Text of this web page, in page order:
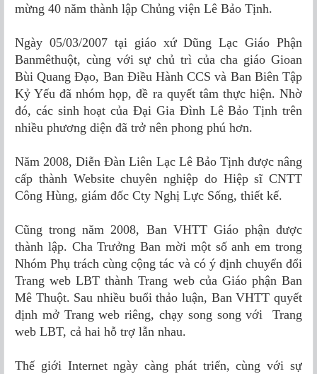
mừng 40 năm thành lập Chủng viện Lê Bảo Tịnh.
Ngày 05/03/2007 tại giáo xứ Dũng Lạc Giáo Phận
Banmêthuột, cùng với sự chủ trì của cha giáo Gioan
Bùi Quang Đạo, Ban Điều Hành CCS và Ban Biên Tập
Kỷ Yếu đã nhóm họp, đề ra quyết tâm thực hiện. Nhờ
đó, các sinh hoạt của Đại Gia Đình Lê Bảo Tịnh trên
nhiều phương diện đã trở nên phong phú hơn.
Năm 2008, Diễn Ðàn Liên Lạc Lê Bảo Tịnh được nâng
cấp thành Website chuyên nghiệp do Hiệp sĩ CNTT
Công Hùng, giám đốc Cty Nghị Lực Sống, thiết kế.
Cũng trong năm 2008, Ban VHTT Giáo phận được
thành lập. Cha Trưởng Ban mời một số anh em trong
Nhóm Phụ trách cùng cộng tác và có ý định chuyển đổi
Trang web LBT thành Trang web của Giáo phận Ban
Mê Thuột. Sau nhiều buổi thảo luận, Ban VHTT quyết
định mở Trang web riêng, chạy song song với Trang
web LBT, cả hai hỗ trợ lẫn nhau.
Thế giới Internet ngày càng phát triển, cùng với sự